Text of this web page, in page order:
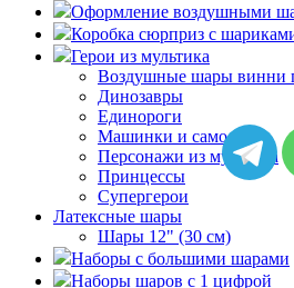
Оформление воздушными
Коробка сюрприз с
Герои из мультика
Воздушные шары винни
Динозавры
Единороги
Машинки и самолеты
Персонажи из мультика
Принцессы
Супергерои
Латексные шары
Шары 12" (30 см)
Наборы с большими шарами
Наборы шаров с 1 цифрой